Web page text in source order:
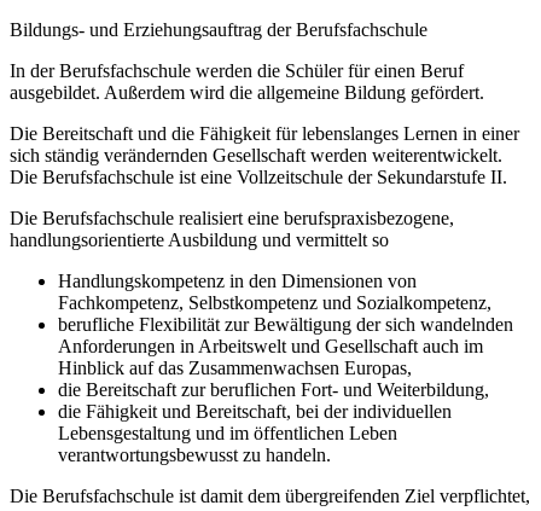
Bildungs- und Erziehungsauftrag der Berufsfachschule
In der Berufsfachschule werden die Schüler für einen Beruf
ausgebildet. Außerdem wird die allgemeine Bildung gefördert.
Die Bereitschaft und die Fähigkeit für lebenslanges Lernen in einer
sich ständig verändernden Gesellschaft werden weiterentwickelt.
Die Berufsfachschule ist eine Vollzeitschule der Sekundarstufe II.
Die Berufsfachschule realisiert eine berufspraxisbezogene,
handlungsorientierte Ausbildung und vermittelt so
Handlungskompetenz in den Dimensionen von
Fachkompetenz, Selbstkompetenz und Sozialkompetenz,
berufliche Flexibilität zur Bewältigung der sich wandelnden
Anforderungen in Arbeitswelt und Gesellschaft auch im
Hinblick auf das Zusammenwachsen Europas,
die Bereitschaft zur beruflichen Fort- und Weiterbildung,
die Fähigkeit und Bereitschaft, bei der individuellen
Lebensgestaltung und im öffentlichen Leben
verantwortungsbewusst zu handeln.
Die Berufsfachschule ist damit dem übergreifenden Ziel verpflichtet,